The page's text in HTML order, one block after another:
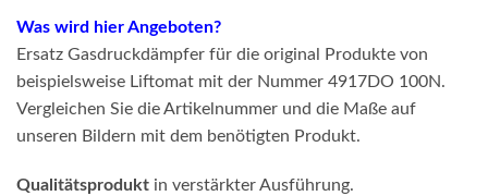
Was wird hier Angeboten?
Ersatz Gasdruckdämpfer für die original Produkte von
beispielsweise Liftomat mit der Nummer 4917DO 100N.
Vergleichen Sie die Artikelnummer und die Maße auf
unseren Bildern mit dem benötigten Produkt.
Qualitätsprodukt in verstärkter Ausführung.